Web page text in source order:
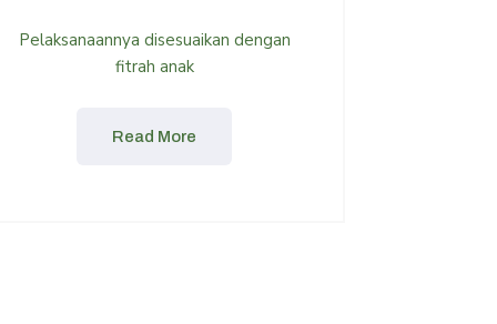
Pelaksanaannya disesuaikan dengan
fitrah anak
Read More